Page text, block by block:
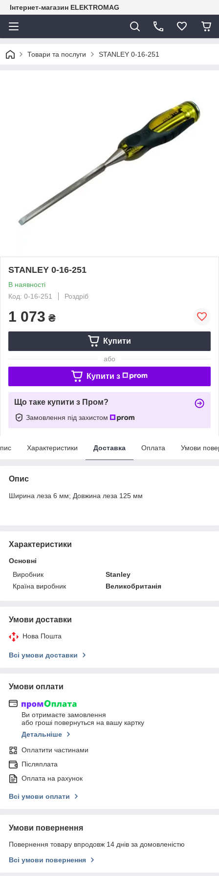
Інтернет-магазин ELEKTROMAG
Товари та послуги STANLEY 0-16-251
STANLEY 0-16-251
В наявності
Код: 0-16-251
Роздріб
1 073 ₴
Купити
або
Купити з
Що таке купити з Пром?
Замовлення під захистом
Характеристики Доставка Оплата Умови
Опис
Ширина леза 6 мм; Довжина леза 125 мм
Характеристики
Основні
Виробник
Stanley
Країна виробник
Великобританія
Умови доставки
Нова Пошта
Всі умови доставки
Умови оплати
Ви отримаєте замовлення
або гроші повернуться на вашу картку
Детальніше
Оплатити частинами
Післяплата
Оплата на рахунок
Всі умови оплати
Умови повернення
Повернення товару впродовж 14 днів за домовленістю
Всі умови повернення